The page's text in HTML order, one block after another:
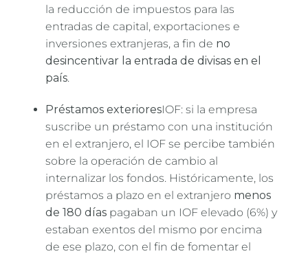
la reducción de impuestos para las
entradas de capital, exportaciones e
inversiones extranjeras, a fin de no
desincentivar la entrada de divisas en el
país.
Préstamos exterioresIOF: si la empresa
suscribe un préstamo con una institución
en el extranjero, el IOF se percibe también
sobre la operación de cambio al
internalizar los fondos. Históricamente, los
préstamos a plazo en el extranjero menos
de 180 díaspagaban un IOF elevado (6%) y
estaban exentos del mismo por encima
de ese plazo, con el fin de fomentar el